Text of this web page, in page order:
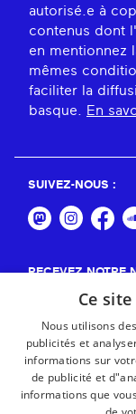
autorisé.e à
contenus dont
en mentionnez
mêmes
faciliter la
basque. En
SUIVEZ-NOUS :
RECEVEZ NOTRE
Ce
Nous utilisons
publicités et
informations sur
de publicité et
informations que